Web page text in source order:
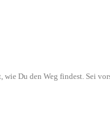
wie Du den Weg findest. Sei